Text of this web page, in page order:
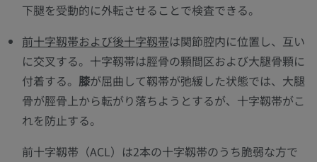
下腿を受動的に外転させることで検査できる。
前十字靱帯および後十字靱帯は関節腔内に位置し、互い
に交叉する。十字靱帯は脛骨の顆間区および大腿骨顆に
付着する。 膝が屈曲して靱帯が弛緩した状態では、大腿
骨が脛骨上から転がり落ちようとするが、十字靱帯がこ
れを防止する。
前十字靱帯（ACL）は2本の十字靱帯のうち脆弱な方で